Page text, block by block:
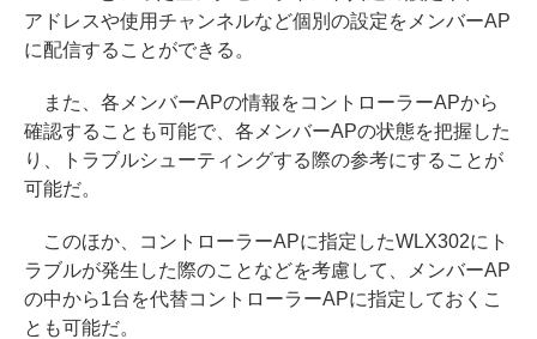
アドレスや使用チャンネルなど個別の設定をメンバーAP
に配信することができる。
また、各メンバーAPの情報をコントローラーAPから
確認することも可能で、各メンバーAPの状態を把握した
り、トラブルシューティングする際の参考にすることが
可能だ。
このほか、コントローラーAPに指定したWLX302にト
ラブルが発生した際のことなどを考慮して、メンバーAP
の中から1台を代替コントローラーAPに指定しておくこ
とも可能だ。